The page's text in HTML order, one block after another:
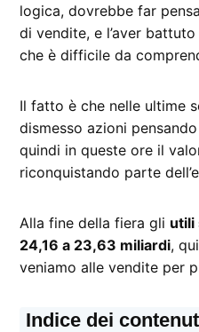
logica, dovrebbe far
di vendite, e l’aver
che è difficile da
Il fatto è che nelle ultime
dismesso azioni
quindi in queste ore il
riconquistando parte
Alla fine della fiera gli utili
24,16 a 23,63 miliardi,
veniamo alle vendite per
Indice dei